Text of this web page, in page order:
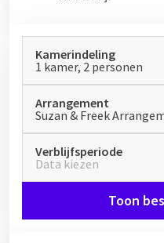
Kamerindeling
1 kamer, 2 personen
Arrangement
Suzan & Freek
Verblijfsperiode
Data kiezen
Toon